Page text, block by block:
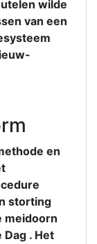
wilde
van een
en
storting
meidoorn
. Het